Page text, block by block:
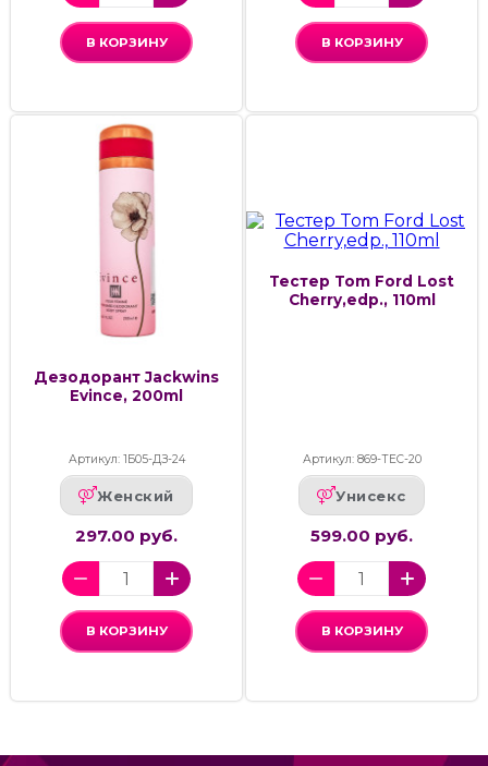
В КОРЗИНУ В КОРЗИНУ
Дезодорант Jackwins
Evince, 200ml
Артикул: 1Б05-ДЗ-24
Женский
297.00 руб.
В КОРЗИНУ
Тестер Tom Ford Lost
Cherry,edp., 110ml
Артикул: 869-ТЕС-20
Унисекс
599.00 руб.
В КОРЗИНУ